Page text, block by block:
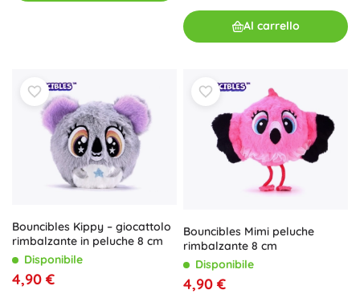
Al carrello
Bouncibles Kippy – giocattolo
rimbalzante in peluche 8 cm
Disponibile
4,90 €
Bouncibles Mimi peluche
rimbalzante 8 cm
Disponibile
4,90 €